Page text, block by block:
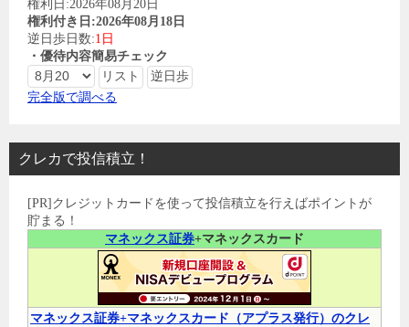
権利日:2026年08月20日
権利付き日:2026年08月18日
逆日歩日数:1日
・優待内容簡易チェック
完全版で調べる
クレカで投信積立！
[PR]クレジットカードを使って投信積立を行えばポイントが
貯まる！
マネックス証券+マネックスカード
マネックス証券+マネックスカード（アプラス発行）のクレ